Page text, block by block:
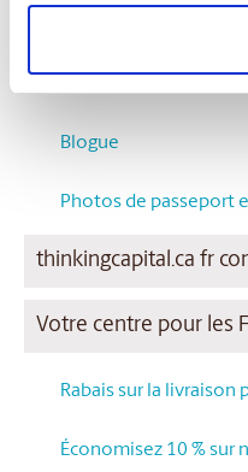
Blogue
Photos de passeport
thinkingcapital.ca fr
Votre centre pour les
Rabais sur la livraison
Économisez 10 % sur